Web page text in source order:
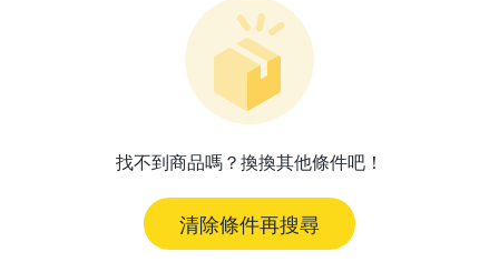
找不到商品嗎？換換其他條件吧！
清除條件再搜尋